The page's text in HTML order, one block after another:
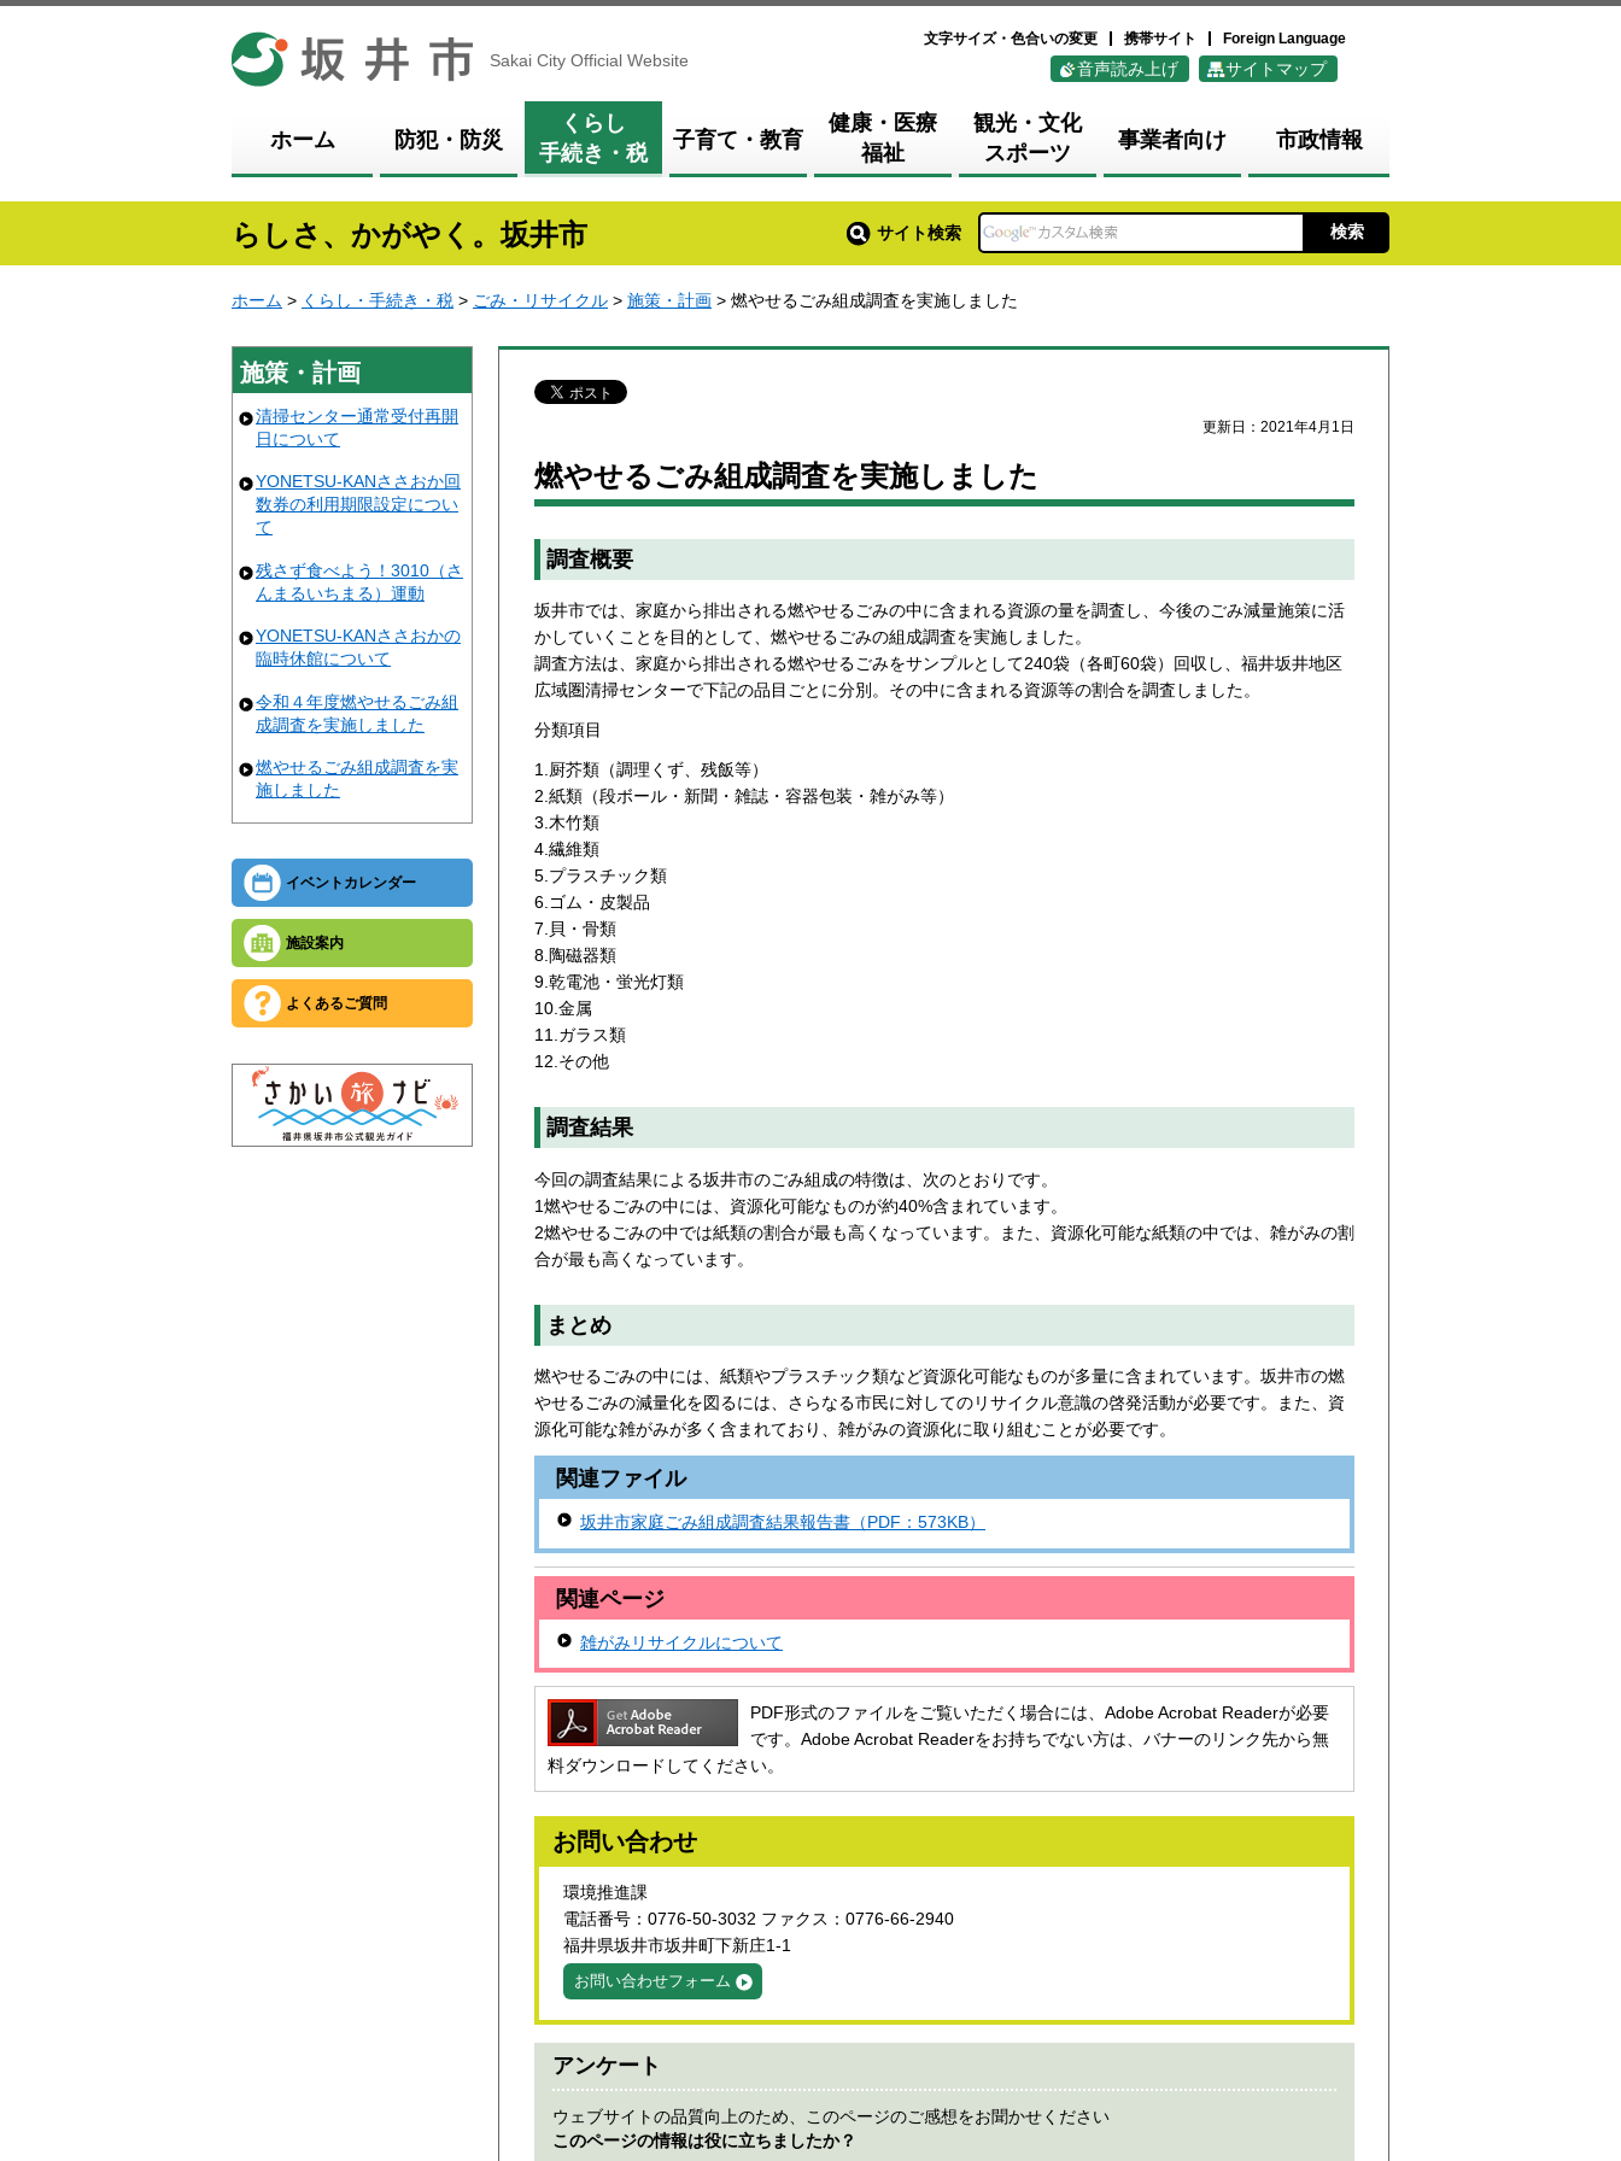
坂井市
Sakai City Official Website
文字サイズ・色合いの変更 携帯サイト Foreign Language
音声読み上げ サイトマップ
ホーム 防犯・防災
くらし
手続き・税
子育て・教育
健康・医療
福祉
観光・文化
スポーツ
事業者向け 市政情報
らしさ、かがやく。坂井市 サイト検索
ホーム > くらし・手続き・税 > ごみ・リサイクル > 施策・計画 > 燃やせるごみ組成調査を実施しました
施策・計画
清掃センター通常受付再開
日について
YONETSU-KANささおか回
数券の利用期限設定につい
て
残さず食べよう！3010（さ
んまるいちまる）運動
YONETSU-KANささおかの
臨時休館について
令和４年度燃やせるごみ組
成調査を実施しました
燃やせるごみ組成調査を実
施しました
イベントカレンダー
施設案内
よくあるご質問
更新日：2021年4月1日
燃やせるごみ組成調査を実施しました
調査概要
坂井市では、家庭から排出される燃やせるごみの中に含まれる資源の量を調査し、今後のごみ減量施策に活
かしていくことを目的として、燃やせるごみの組成調査を実施しました。
調査方法は、家庭から排出される燃やせるごみをサンプルとして240袋（各町60袋）回収し、福井坂井地区
広域圏清掃センターで下記の品目ごとに分別。その中に含まれる資源等の割合を調査しました。
分類項目
1.厨芥類（調理くず、残飯等）
2.紙類（段ボール・新聞・雑誌・容器包装・雑がみ等）
3.木竹類
4.繊維類
5.プラスチック類
6.ゴム・皮製品
7.貝・骨類
8.陶磁器類
9.乾電池・蛍光灯類
10.金属
11.ガラス類
12.その他
調査結果
今回の調査結果による坂井市のごみ組成の特徴は、次のとおりです。
1燃やせるごみの中には、資源化可能なものが約40%含まれています。
2燃やせるごみの中では紙類の割合が最も高くなっています。また、資源化可能な紙類の中では、雑がみの割
合が最も高くなっています。
まとめ
燃やせるごみの中には、紙類やプラスチック類など資源化可能なものが多量に含まれています。坂井市の燃
やせるごみの減量化を図るには、さらなる市民に対してのリサイクル意識の啓発活動が必要です。また、資
源化可能な雑がみが多く含まれており、雑がみの資源化に取り組むことが必要です。
関連ファイル
坂井市家庭ごみ組成調査結果報告書（PDF：573KB）
関連ページ
雑がみリサイクルについて
PDF形式のファイルをご覧いただく場合には、Adobe Acrobat Readerが必要
です。Adobe Acrobat Readerをお持ちでない方は、バナーのリンク先から無
料ダウンロードしてください。
お問い合わせ
環境推進課
電話番号：0776-50-3032 ファクス：0776-66-2940
福井県坂井市坂井町下新庄1-1
お問い合わせフォーム
アンケート
ウェブサイトの品質向上のため、このページのご感想をお聞かせください
このページの情報は役に立ちましたか？